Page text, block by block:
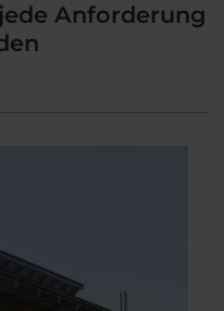
Anforderung